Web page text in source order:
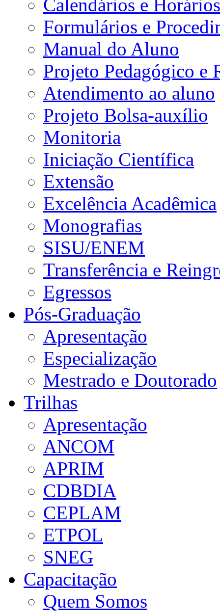
Calendários e Horários
Formulários e
Manual do Aluno
Projeto Pedagógico e
Atendimento ao aluno
Projeto Bolsa-auxílio
Monitoria
Iniciação Científica
Extensão
Excelência Acadêmica
Monografias
SISU/ENEM
Transferência e
Egressos
Pós-Graduação
Apresentação
Especialização
Mestrado e Doutorado
Trilhas
Apresentação
ANCOM
APRIM
CDBDIA
CEPLAM
ETPOL
SNEG
Capacitação
Quem Somos